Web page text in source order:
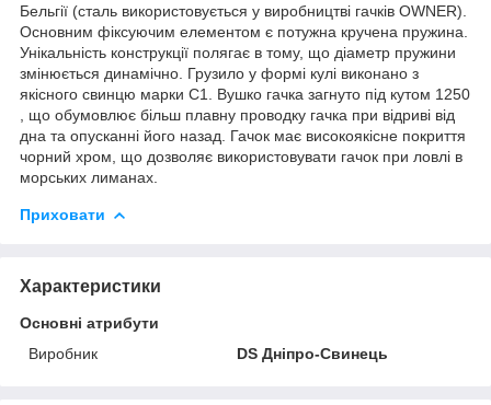
Бельгії (сталь використовується у виробництві гачків OWNER).
Основним фіксуючим елементом є потужна кручена пружина.
Унікальність конструкції полягає в тому, що діаметр пружини
змінюється динамічно. Грузило у формі кулі виконано з
якісного свинцю марки С1. Вушко гачка загнуто під кутом 1250
, що обумовлює більш плавну проводку гачка при відриві від
дна та опусканні його назад. Гачок має високоякісне покриття
чорний хром, що дозволяє використовувати гачок при ловлі в
морських лиманах.
Приховати
Характеристики
Основні атрибути
Виробник
DS Дніпро-Свинець